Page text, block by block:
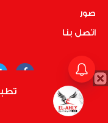
صور
اتصل بنا
RESERVED